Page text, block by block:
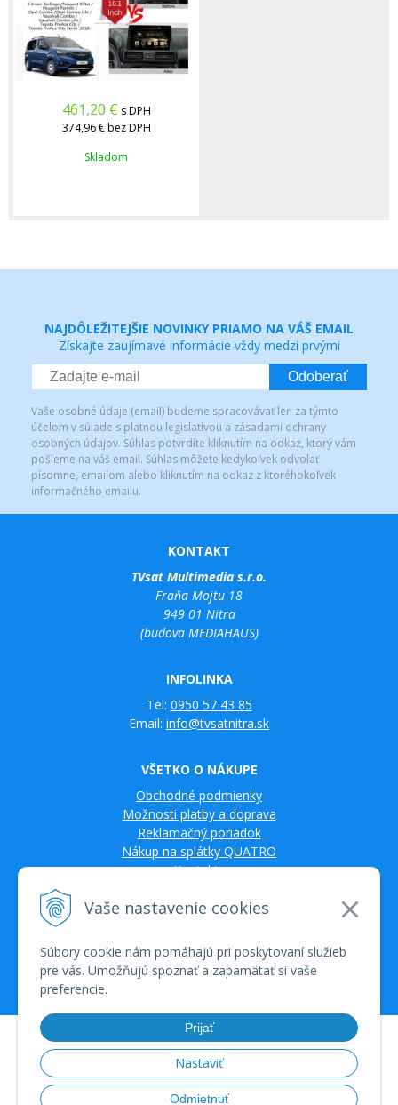
Vaše nastavenie cookies
Súbory cookie nám pomáhajú pri poskytovaní služieb
pre vás. Umožňujú spoznať a zapamätať si vaše
preferencie.
Prijať
Nastaviť
Odmietnuť
461,20 € s DPH
374,96 € bez DPH
Skladom
NAJDÔLEŽITEJŠIE NOVINKY PRIAMO NA VÁŠ EMAIL
Získajte zaujímavé informácie vždy medzi prvými
Odoberať
Vaše osobné údaje (email) budeme spracovávať len za týmto
účelom v súlade s platnou legislatívou a zásadami ochrany
osobných údajov. Súhlas potvrdíte kliknutím na odkaz, ktorý vám
pošleme na váš email. Súhlas môžete kedykoľvek odvolať
písomne, emailom alebo kliknutím na odkaz z ktoréhokoľvek
informačného emailu.
KONTAKT
TVsat Multimedia s.r.o.
Fraňa Mojtu 18
949 01 Nitra
(budova MEDIAHAUS)
INFOLINKA
Tel: 0950 57 43 85
Email: info@tvsatnitra.sk
VŠETKO O NÁKUPE
Obchodné podmienky
Možnosti platby a doprava
Reklamačný poriadok
Nákup na splátky QUATRO
Kontakty
© 2026 TV SAT Multimédiá • tvorba eshopu cez UNIobchod, webhosting
spoločnosti WEBYGROUP • dbartzvyšovanie návštevnosti•